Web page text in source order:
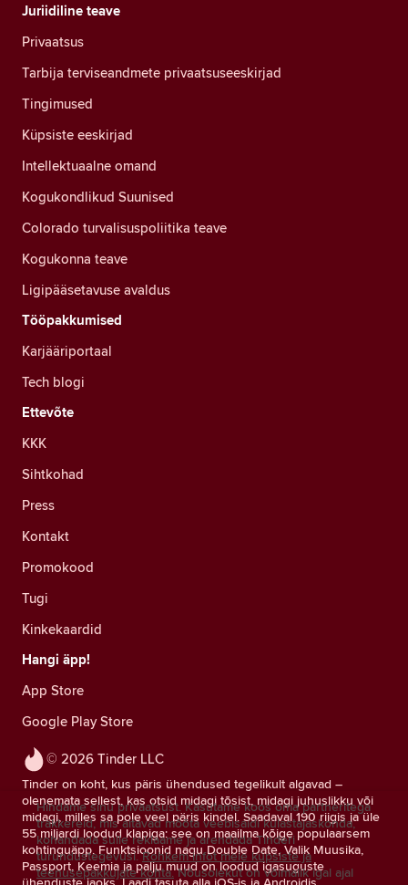
© 2026 Tinder LLC
Tinder on koht, kus päris ühendused tegelikult algavad –
olenemata sellest, kas otsid midagi tõsist, midagi juhuslikku või
midagi, milles sa pole veel päris kindel. Saadaval 190 riigis ja üle
55 miljardi loodud klapiga: see on maailma kõige populaarsem
kohtinguäpp. Funktsioonid nagu Double Date, Valik Muusika,
Passport, Keemia ja palju muud on loodud igasuguste
Juriidiline teave
Privaatsus
Tarbija terviseandmete privaatsuseeskirjad
Tingimused
Küpsiste eeskirjad
Intellektuaalne omand
Kogukondlikud Suunised
Colorado turvalisuspoliitika teave
Kogukonna teave
Ligipääsetavuse avaldus
Tööpakkumised
Karjääriportaal
Tech blogi
Ettevõte
KKK
Sihtkohad
Press
Kontakt
Promokood
Tugi
Kinkekaardid
Hangi äpp!
App Store
Google Play Store
Hindame sinu privaatsust. Kasutame koos oma partneritega
träkkereid, mis aitavad mõõta veebisaidi külastajaskonda,
kohandada sulle reklaame ja arendada Tinderi
turundustegevusi. Rohkem infot meie küpsiste ja
teenusepakkujate kohta. Nõusolekut on võimalik igal ajal